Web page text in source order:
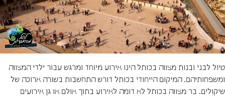
טיול לבני ובנות מצווה בכותל הינו אירוע מיוחד ומרגש עבור ילדי המצווה
ומשפחותיהם. המיקום הייחודי בכותל דורש התחשבות בשורה ארוכה של
שיקולים. בר מצווה בכותל לא דומה לאירוע בתוך אולם או גן אירועים